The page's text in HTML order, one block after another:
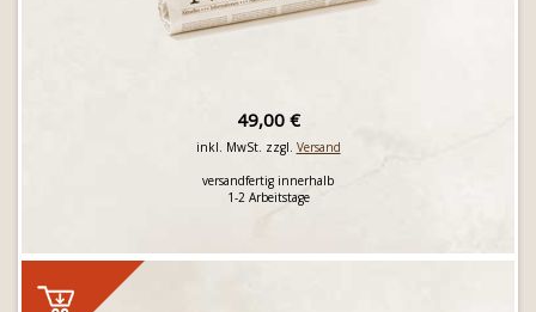
49,00 €
inkl. MwSt. zzgl. Versand
versandfertig innerhalb
1-2 Arbeitstage